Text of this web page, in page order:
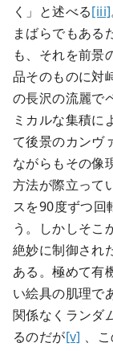
く」と述べる[iii]
まばらでもある
も、それを前景
品そのものに対
の長沢の流麗で
ミカルな集積に
て後景のカンヴ
ながらもその像
方法が際立って
スを90度ずつ回
う。しかしそこ
絶妙に制御され
ある。極めて有
い絵具の肌理で
関係なくランダ
るのだが[v] 、